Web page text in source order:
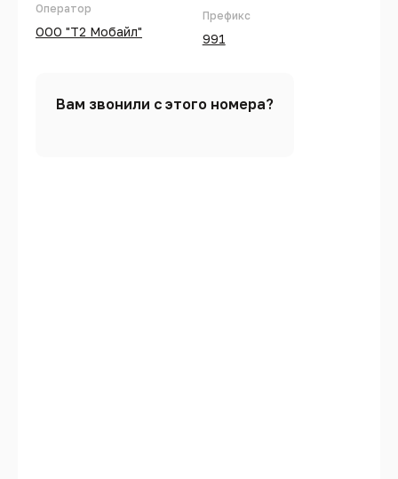
Оператор
ООО "Т2 Мобайл"
Префикс
991
Вам звонили с этого номера?